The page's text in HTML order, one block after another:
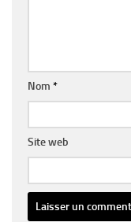
Nom *
Site web